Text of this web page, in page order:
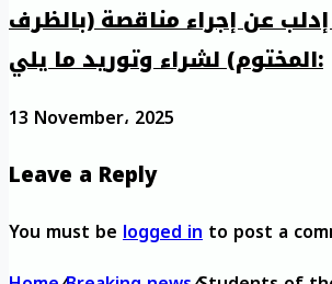
عن إجراء مناقصة (بالظرف
المختوم) لشراء وتوريد ما يلي:
13 November، 2025
Leave a Reply
You must belogged into post a